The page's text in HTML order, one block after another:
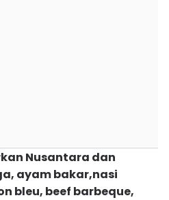
Nusantara dan
ayam bakar,nasi
bleu, beef barbeque,